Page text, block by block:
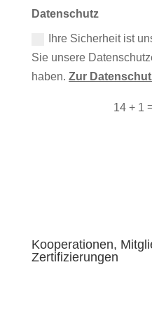
Datenschutz
Ihre Sicherheit ist
Sie unsere
haben.Zur
14 + 1
Kooperationen,
Zertifizierungen